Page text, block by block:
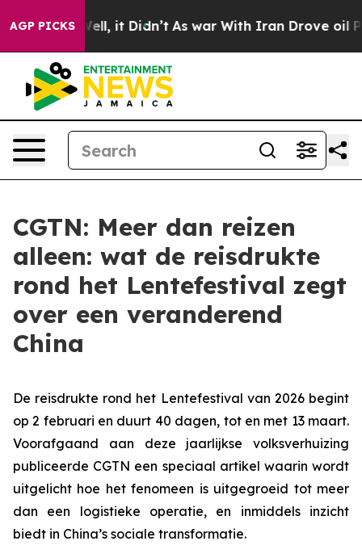
AGP PICKS
Well, it Didn’t As war With Iran Drove oil Prices
CGTN: Meer dan reizen
alleen: wat de reisdrukte
rond het Lentefestival zegt
over een veranderend
China
De reisdrukte rond het Lentefestival van 2026 begint
op 2 februari en duurt 40 dagen, tot en met 13 maart.
Voorafgaand aan deze jaarlijkse volksverhuizing
publiceerde CGTN een speciaal artikel waarin wordt
uitgelicht hoe het fenomeen is uitgegroeid tot meer
dan een logistieke operatie, en inmiddels inzicht
biedt in China’s sociale transformatie.